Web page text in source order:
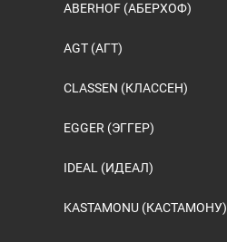
ABERHOF (АБЕРХОФ)
AGT (АГТ)
CLASSEN (КЛАССЕН)
EGGER (ЭГГЕР)
IDEAL (ИДЕАЛ)
KASTAMONU (КАСТАМОНУ)